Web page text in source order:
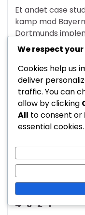
Et andet case
kamp mod
Dortmunds
det muligt for
kantspillere
plads til deres
tilgang førte til en
I internationalt
landshold under
for en balanceret
struktur, hvilket i
vinde turneringen.
Analyse af
4-3-2-1
We respect
Cookies help us
deliver
traffic. You can
allow by clicking
All to consent or
essential cookies.